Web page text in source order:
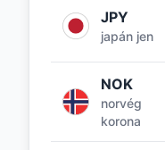
JPY
japán jen
NOK
norvég
korona